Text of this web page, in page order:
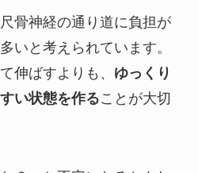
骨神経の通り道に負担が
いと考えられています。
伸ばすよりも、 ゆっくり
い状態を作ることが大切